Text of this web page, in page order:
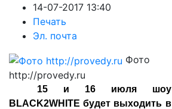
14-07-2017 13:40
Печать
Эл. почта
Фото
http://provedy.ru
15 и 16 июля шоу
BLACK2WHITE будет выходить в